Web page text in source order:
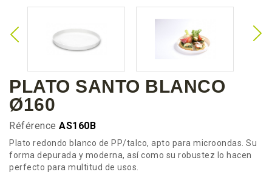
PLATO SANTO BLANCO
Ø160
Référence AS160B
Plato redondo blanco de PP/talco, apto para microondas. Su
forma depurada y moderna, así como su robustez lo hacen
perfecto para multitud de usos.